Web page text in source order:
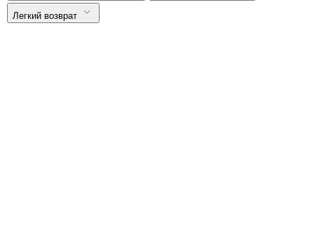
Легкий возврат